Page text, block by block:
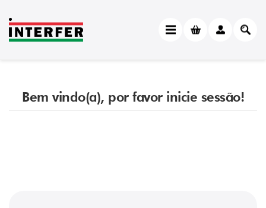
Bem vindo(a), por favor inicie sessão!